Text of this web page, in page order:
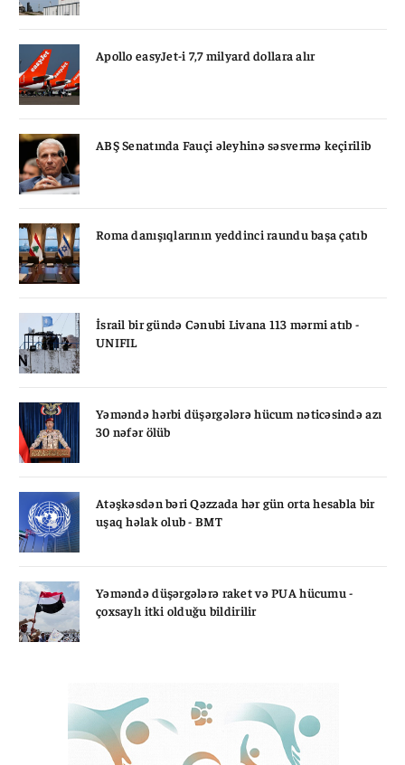
Apollo easyJet-i 7,7 milyard dollara alır
ABŞ Senatında Fauçi əleyhinə səsvermə keçirilib
Roma danışıqlarının yeddinci raundu başa çatıb
İsrail bir gündə Cənubi Livana 113 mərmi atıb -
UNIFIL
Yəməndə hərbi düşərgələrə hücum nəticəsində azı
30 nəfər ölüb
Atəşkəsdən bəri Qəzzada hər gün orta hesabla bir
uşaq həlak olub - BMT
Yəməndə düşərgələrə raket və PUA hücumu -
çoxsaylı itki olduğu bildirilir